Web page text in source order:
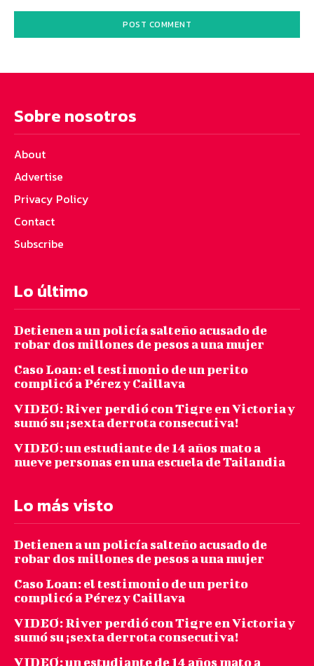
Sobre nosotros
About
Advertise
Privacy Policy
Contact
Subscribe
Lo último
Detienen a un policía salteño acusado de
robar dos millones de pesos a una mujer
Caso Loan: el testimonio de un perito
complicó a Pérez y Caillava
VIDEO: River perdió con Tigre en Victoria y
sumó su ¡sexta derrota consecutiva!
VIDEO: un estudiante de 14 años mato a
nueve personas en una escuela de Tailandia
Lo más visto
Detienen a un policía salteño acusado de
robar dos millones de pesos a una mujer
Caso Loan: el testimonio de un perito
complicó a Pérez y Caillava
VIDEO: River perdió con Tigre en Victoria y
sumó su ¡sexta derrota consecutiva!
VIDEO: un estudiante de 14 años mato a